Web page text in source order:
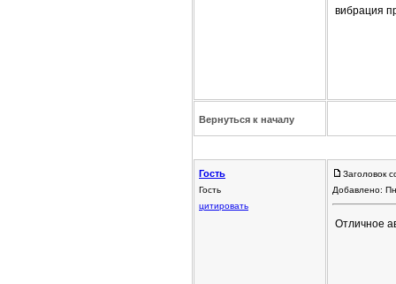
вибрация
Вернуться к началу
Гость
Гость
цитировать
Заголовок
Добавлено:
Отличное